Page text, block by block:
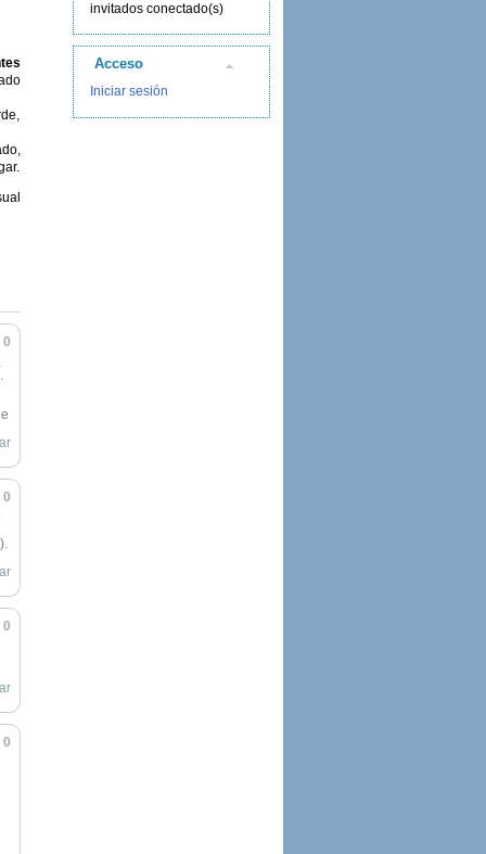
0
0
0
0
invitados conectado(s)
Acceso
Iniciar sesión